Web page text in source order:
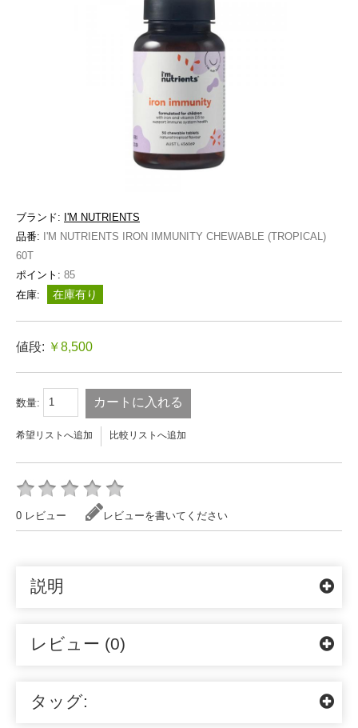
ブランド: I'M NUTRIENTS
品番: I'M NUTRIENTS IRON IMMUNITY CHEWABLE (TROPICAL)
60T
ポイント: 85
在庫:
在庫有り
値段: ￥8,500
数量: カートに入れる
希望リストへ追加 比較リストへ追加
0 レビュー レビューを書いてください
説明
レビュー (0)
タッグ: